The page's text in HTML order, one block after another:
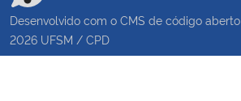
Desenvolvido com o CMS de código aberto
2026 UFSM / CPD